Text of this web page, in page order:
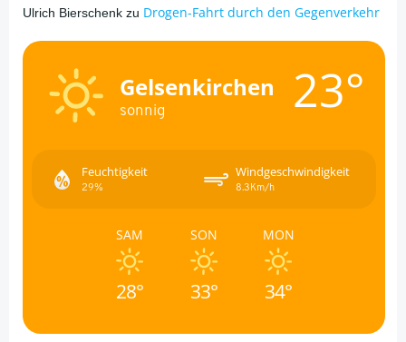
Ulrich Bierschenk zu Drogen-Fahrt durch den Gegenverkehr
Gelsenkirchen
sonnig 23°
Feuchtigkeit
29%
Windgeschwindigkeit
8.3Km/h
SAM
28°
SON
33°
MON
34°